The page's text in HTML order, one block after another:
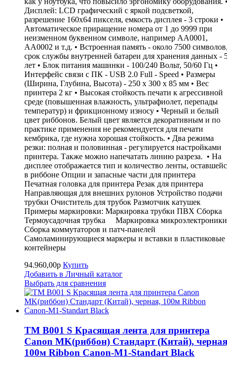
Дисплей: LCD графический c яркой подсветкой,
разрешение 160х64 пикселя, емкость дисплея - 3 строки •
Автоматическое приращение номера от 1 до 9999 при
неизменном буквенном символе, например АА0001,
АА0002 и т.д. • Встроенная память - около 7500
срок службы внутренней батареи для хранения данных -
лет • Блок питания машинки - 100/240 Вольт, 50/60 Гц •
Интерфейс связи с ПК - USB 2.0 Full - Speed • Размеры
(Ширина, Глубина, Высота) - 250 х 300 х 85 мм • Вес
принтера 2 кг • Высокая стойкость печати к агрессивной
среде (повышенная влажность, ультрафиолет, перепады
температур) и фрикционному износу • Черный и белый
цвет риббонов. Белый цвет является декоративным и по
практике применения не рекомендуется для печати
кембрика, где нужна хорошая стойкость. • Два режима
резки: полная и половинная - регулируется настройками
принтера. Также можно напечатать линию разреза. • На
дисплее отображается тип и количество ленты,
в риббоне Опции и запасные части для принтера
Печатная головка для принтера Резак для принтера
Направляющая для внешних рулонов Устройство подачи
трубки Очиститель для трубок Размотчик катушек
Примеры маркировки: Маркировка трубки ПВХ Сборка
Термоусадочная трубка Маркировка микроэлектроники
Сборка коммутаторов и патч-панелей
Самоламинирующиеся маркеры и вставки в пластиковые
контейнеры
94.960,00р Купить
Добавить в Личный каталог
Выбрать для сравнения
TM B001 S Красящая лента для принтера
Canon MK(риббон) Стандарт (Китай),
100м Ribbon Canon-M1-Standart Black